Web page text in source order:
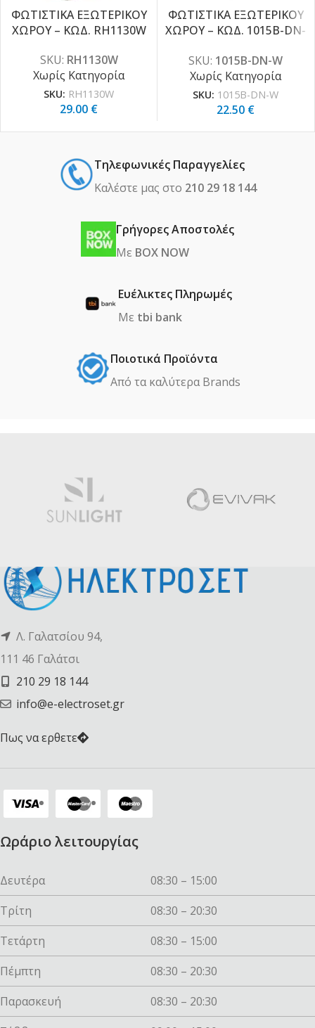
ΦΩΤΙΣΤΙΚΑ ΕΞΩΤΕΡΙΚΟΥ
ΧΩΡΟΥ – ΚΩΔ. RH1130W
SKU: RH1130W
Χωρίς Κατηγορία
SKU: RH1130W
29.00 €
ΦΩΤΙΣΤΙΚΑ ΕΞΩΤΕΡΙΚΟΥ
ΧΩΡΟΥ – ΚΩΔ. 1015B-DN-
SKU: 1015B-DN-W
Χωρίς Κατηγορία
SKU: 1015B-DN-W
22.50 €
Τηλεφωνικές Παραγγελίες
Καλέστε μας στο 210 29 18 144
Γρήγορες Αποστολές
Με BOX NOW
Ευέλικτες Πληρωμές
Με tbi bank
Ποιοτικά Προϊόντα
Από τα καλύτερα Βrands
Λ. Γαλατσίου 94,
111 46 Γαλάτσι
210 29 18 144
info@e-electroset.gr
Πως να ερθετε
Ωράριο λειτουργίας
Δευτέρα
08:30 – 15:00
Τρίτη
08:30 – 20:30
Τετάρτη
08:30 – 15:00
Πέμπτη
08:30 – 20:30
Παρασκευή
08:30 – 20:30